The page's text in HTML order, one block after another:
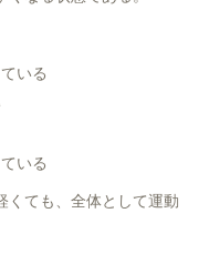
いる
いる
くても、全体として運動